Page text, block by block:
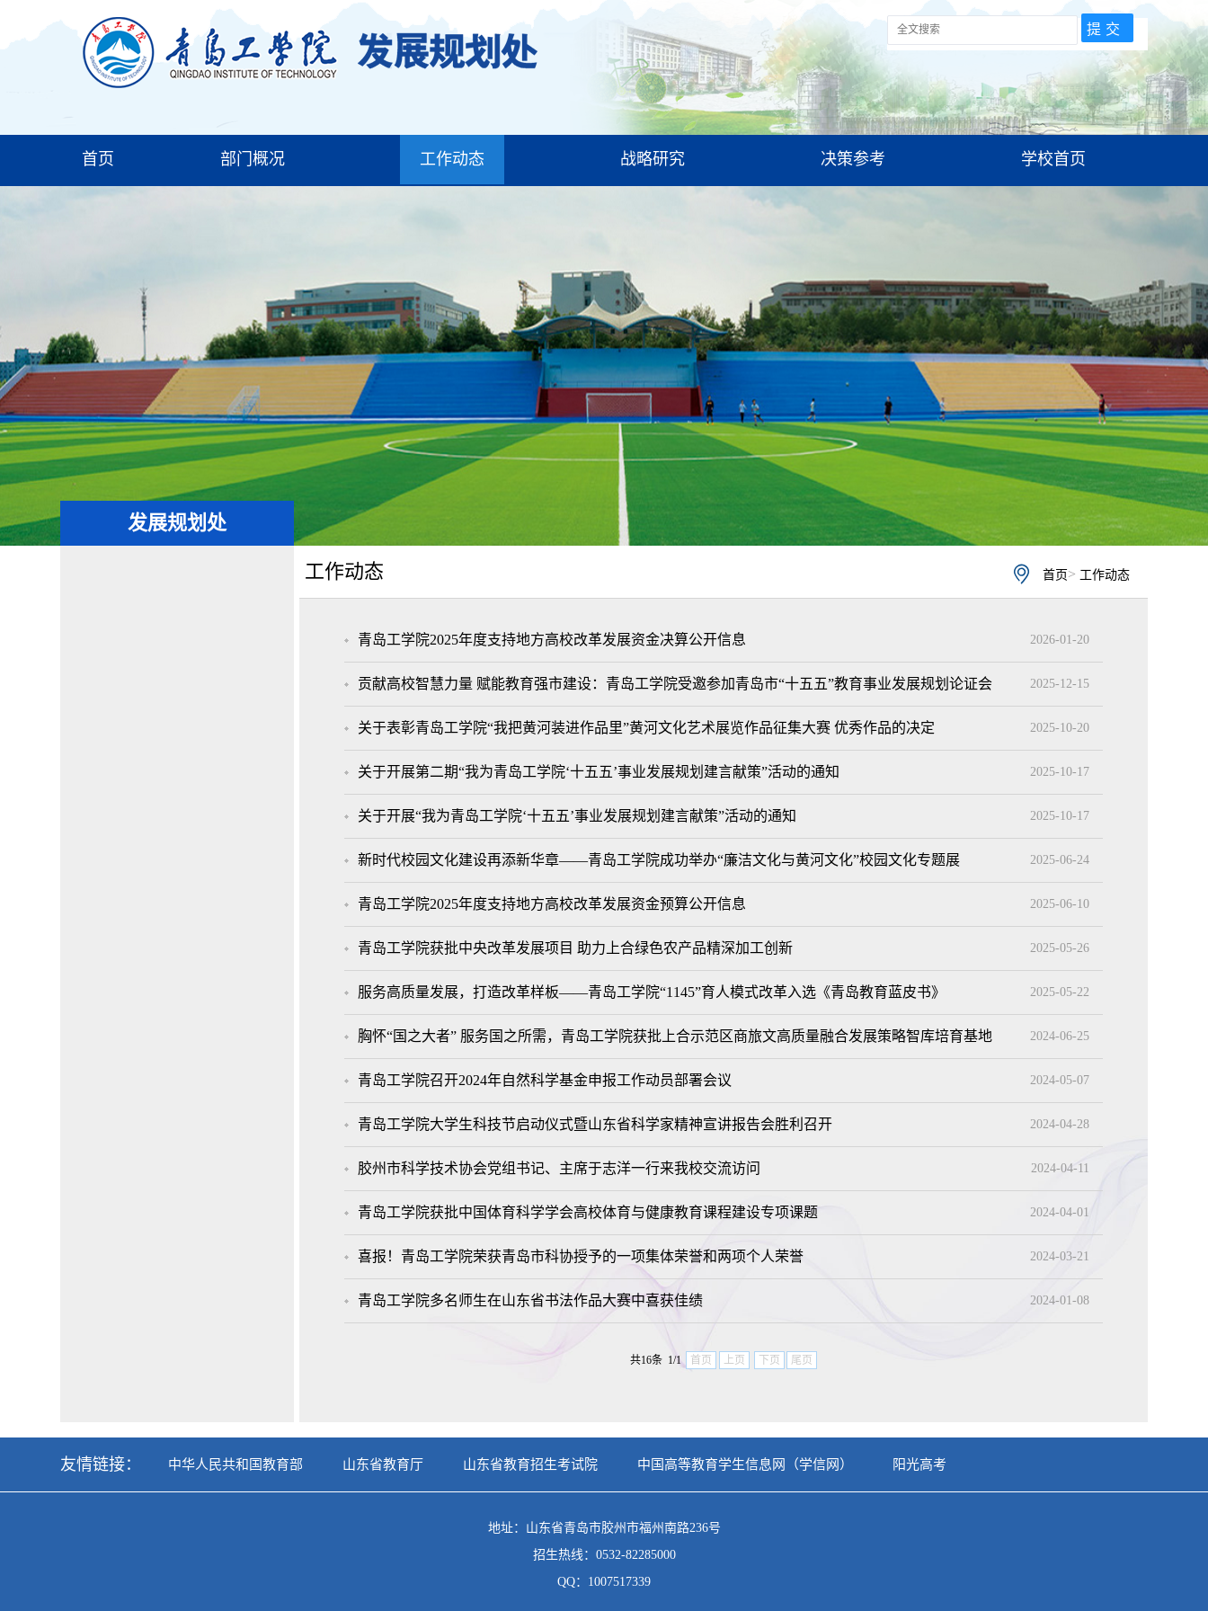
首页 部门概况 工作动态 战略研究 决策参考 学校首页
发展规划处
工作动态 首页 > 工作动态
青岛工学院2025年度支持地方高校改革发展资金决算公开信息 2026-01-20
贡献高校智慧力量 赋能教育强市建设：青岛工学院受邀参加青岛市“十五五”教育事业发展规划论证会 2025-12-15
关于表彰青岛工学院“我把黄河装进作品里”黄河文化艺术展览作品征集大赛 优秀作品的决定 2025-10-20
关于开展第二期“我为青岛工学院‘十五五’事业发展规划建言献策”活动的通知 2025-10-17
关于开展“我为青岛工学院‘十五五’事业发展规划建言献策”活动的通知 2025-10-17
新时代校园文化建设再添新华章——青岛工学院成功举办“廉洁文化与黄河文化”校园文化专题展 2025-06-24
青岛工学院2025年度支持地方高校改革发展资金预算公开信息 2025-06-10
青岛工学院获批中央改革发展项目 助力上合绿色农产品精深加工创新 2025-05-26
服务高质量发展，打造改革样板——青岛工学院“1145”育人模式改革入选《青岛教育蓝皮书》 2025-05-22
胸怀“国之大者” 服务国之所需，青岛工学院获批上合示范区商旅文高质量融合发展策略智库培育基地 2024-06-25
青岛工学院召开2024年自然科学基金申报工作动员部署会议 2024-05-07
青岛工学院大学生科技节启动仪式暨山东省科学家精神宣讲报告会胜利召开 2024-04-28
胶州市科学技术协会党组书记、主席于志洋一行来我校交流访问 2024-04-11
青岛工学院获批中国体育科学学会高校体育与健康教育课程建设专项课题 2024-04-01
喜报！青岛工学院荣获青岛市科协授予的一项集体荣誉和两项个人荣誉 2024-03-21
青岛工学院多名师生在山东省书法作品大赛中喜获佳绩 2024-01-08
共16条 1/1 首页 上页 下页 尾页
友情链接： 中华人民共和国教育部 山东省教育厅 山东省教育招生考试院 中国高等教育学生信息网（学信网） 阳光高考
地址：山东省青岛市胶州市福州南路236号
招生热线：0532-82285000
QQ：1007517339